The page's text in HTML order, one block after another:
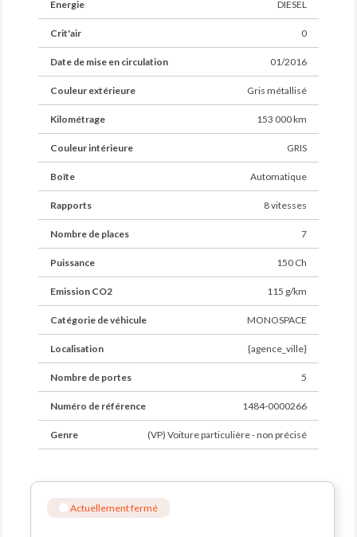
mois
inclus + Surprise du chef
________________________________________________________________
Veuillez contacter votre conseiller pour obtenir les
véhicules deux roues motrices dont la valeur de vente
est inférieure à 60 000 € TTC.
visible sur rendez vous
Energie DIESEL
Crit'air 0
Date de mise en circulation 01/2016
Couleur extérieure Gris métallisé
Kilométrage 153 000 km
Couleur intérieure GRIS
Boîte Automatique
Rapports 8 vitesses
Nombre de places 7
Puissance 150 Ch
Emission CO2 115 g/km
Catégorie de véhicule MONOSPACE
Localisation {agence_ville}
Nombre de portes 5
Numéro de référence 1484-0000266
Genre (VP) Voiture particulière - non précisé
Actuellement fermé